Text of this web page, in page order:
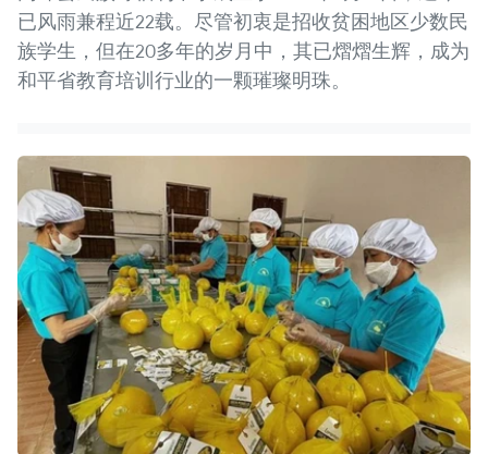
已风雨兼程近22载。尽管初衷是招收贫困地区少数民
族学生，但在20多年的岁月中，其已熠熠生辉，成为
和平省教育培训行业的一颗璀璨明珠。